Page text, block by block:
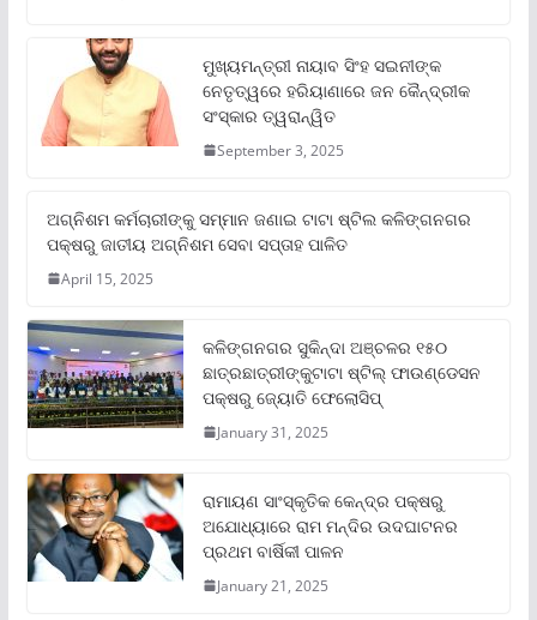
ମୁଖ୍ୟମନ୍ତ୍ରୀ ନାୟାବ ସିଂହ ସଇନୀଙ୍କ
ନେତୃତ୍ୱରେ ହରିୟାଣାରେ ଜନ କୈନ୍ଦ୍ରୀକ
ସଂସ୍କାର ତ୍ୱରାନ୍ୱିତ
September 3, 2025
ଅଗ୍ନିଶମ କର୍ମଚାରୀଙ୍କୁ ସମ୍ମାନ ଜଣାଇ ଟାଟା ଷ୍ଟିଲ କଳିଙ୍ଗନଗର
ପକ୍ଷରୁ ଜାତୀୟ ଅଗ୍ନିଶମ ସେବା ସପ୍ତାହ ପାଳିତ
April 15, 2025
କଳିଙ୍ଗନଗର ସୁକିନ୍ଦା ଅଞ୍ଚଳର ୧୫୦
ଛାତ୍ରଛାତ୍ରୀଙ୍କୁଟାଟା ଷ୍ଟିଲ୍ ଫାଉଣ୍ଡେସନ
ପକ୍ଷରୁ ଜ୍ୟୋତି ଫେଲୋସିପ୍‌
January 31, 2025
ରାମାୟଣ ସାଂସ୍କୃତିକ କେନ୍ଦ୍ର ପକ୍ଷରୁ
ଅଯୋଧ୍ୟାରେ ରାମ ମନ୍ଦିର ଉଦଘାଟନର
ପ୍ରଥମ ବାର୍ଷିକୀ ପାଳନ
January 21, 2025